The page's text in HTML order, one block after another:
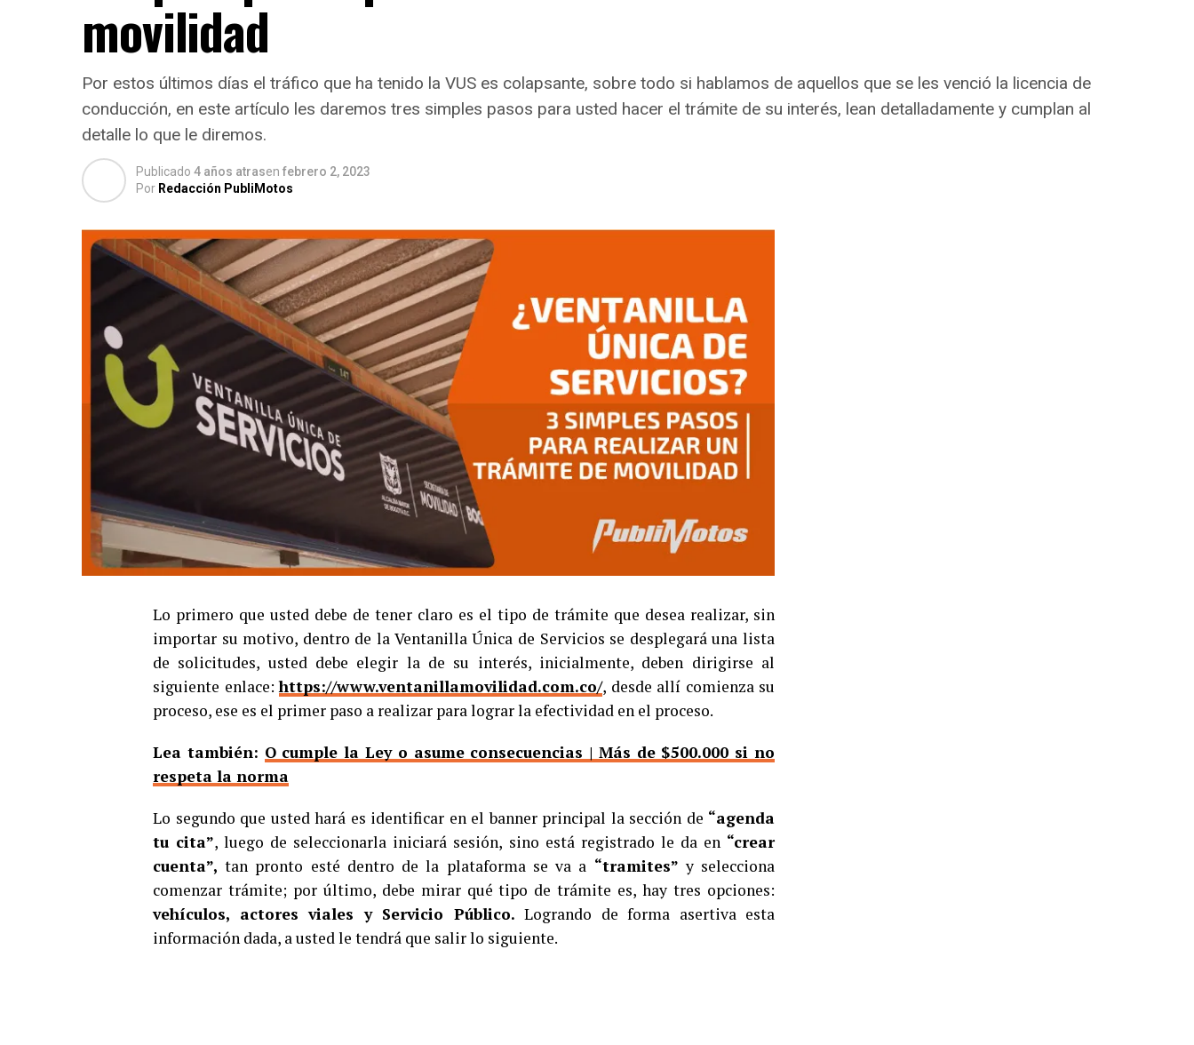
movilidad
Por estos últimos días el tráfico que ha tenido la VUS es colapsante, sobre todo si hablamos de aquellos que se les venció la licencia de
conducción, en este artículo les daremos tres simples pasos para usted hacer el trámite de su interés, lean detalladamente y cumplan al
detalle lo que le diremos.
Publicado 4 años atrasen febrero 2, 2023
Por Redacción PubliMotos
Lo primero que usted debe de tener claro es el tipo de trámite que desea realizar, sin
importar su motivo, dentro de la Ventanilla Única de Servicios se desplegará una lista
de solicitudes, usted debe elegir la de su interés, inicialmente, deben dirigirse al
siguiente enlace:https://www.ventanillamovilidad.com.co/, desde allí comienza su
proceso, ese es el primer paso a realizar para lograr la efectividad en el proceso.
Lea también: O cumple la Ley o asume consecuencias | Más de $500.000 si no
respeta la norma
Lo segundo que usted hará es identificar en el banner principal la sección de “agenda
tu cita”, luego de seleccionarla iniciará sesión, sino está registrado le da en “crear
cuenta”, tan pronto esté dentro de la plataforma se va a “tramites” y selecciona
comenzar trámite; por último, debe mirar qué tipo de trámite es, hay tres opciones:
vehículos, actores viales y Servicio Público. Logrando de forma asertiva esta
información dada, a usted le tendrá que salir lo siguiente.